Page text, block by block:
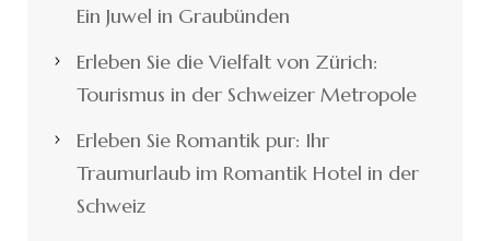
Ein Juwel in Graubünden
Erleben Sie die Vielfalt von Zürich:
Tourismus in der Schweizer Metropole
Erleben Sie Romantik pur: Ihr
Traumurlaub im Romantik Hotel in der
Schweiz